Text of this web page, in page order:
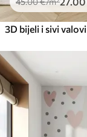
3D bijeli i sivi valovi